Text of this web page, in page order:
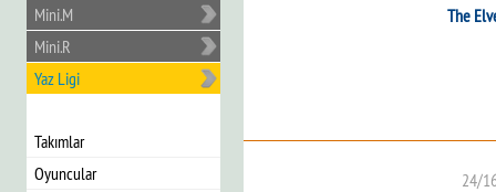
Mini.M
Mini.R
Yaz Ligi
Takımlar
Oyuncular
The
24/